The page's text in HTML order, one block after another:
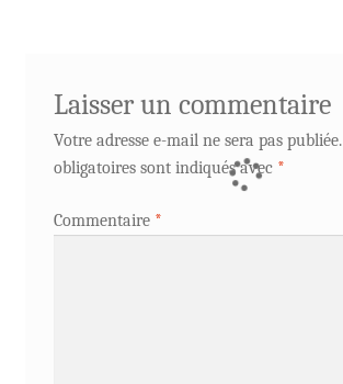
Laisser un commentaire
Votre adresse e-mail ne sera pas publiée.
obligatoires sont indiqués avec *
Commentaire *